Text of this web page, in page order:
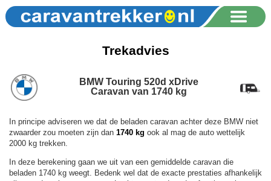
Trekadvies
BMW Touring 520d xDrive
Caravan van 1740 kg
In principe adviseren we dat de beladen caravan achter deze BMW niet
zwaarder zou moeten zijn dan 1740 kg ook al mag de auto wettelijk
2000 kg trekken.
In deze berekening gaan we uit van een gemiddelde caravan die
beladen 1740 kg weegt. Bedenk wel dat de exacte prestaties afhankelijk